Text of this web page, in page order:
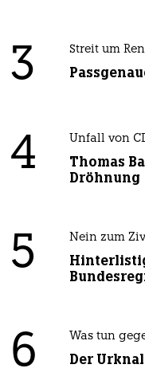
3 Streit um
4 Unfall von
Thomas
Dröhnung
5 Nein zum
6 Was tun
Der